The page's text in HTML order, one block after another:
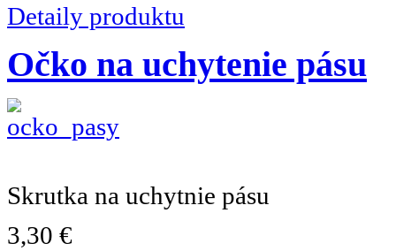
Detaily produktu
Očko na uchytenie pásu
Skrutka na uchytnie pásu
3,30 €